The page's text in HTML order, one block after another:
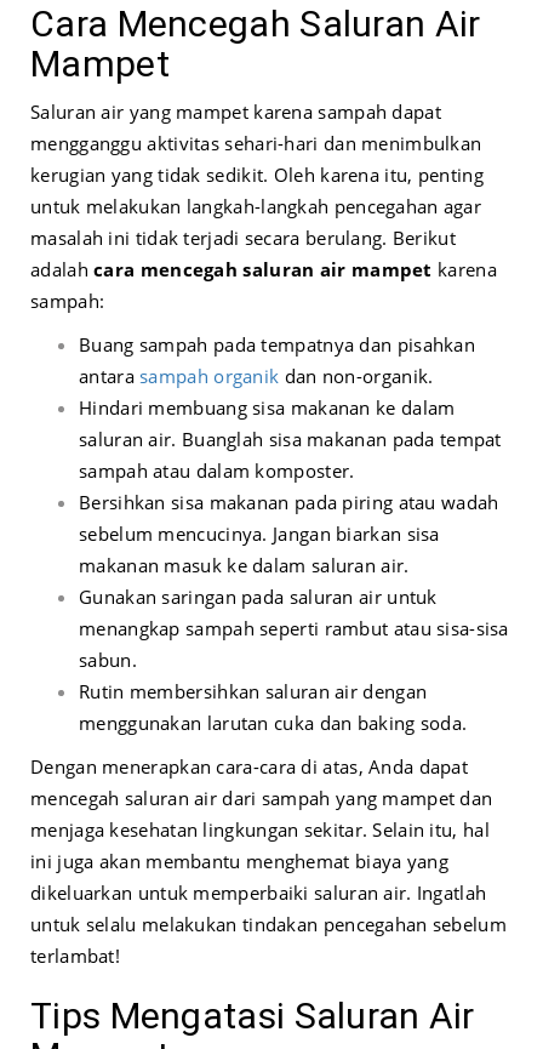
Cara Mencegah Saluran Air
Mampet
Saluran air yang mampet karena sampah dapat
mengganggu aktivitas sehari-hari dan menimbulkan
kerugian yang tidak sedikit. Oleh karena itu, penting
untuk melakukan langkah-langkah pencegahan agar
masalah ini tidak terjadi secara berulang. Berikut
adalahcara mencegah saluran air mampet karena
sampah:
Buang sampah pada tempatnya dan pisahkan
antara sampah organik dan non-organik.
Hindari membuang sisa makanan ke dalam
saluran air. Buanglah sisa makanan pada tempat
sampah atau dalam komposter.
Bersihkan sisa makanan pada piring atau wadah
sebelum mencucinya. Jangan biarkan sisa
makanan masuk ke dalam saluran air.
Gunakan saringan pada saluran air untuk
menangkap sampah seperti rambut atau sisa-sisa
sabun.
Rutin membersihkan saluran air dengan
menggunakan larutan cuka dan baking soda.
Dengan menerapkan cara-cara di atas, Anda dapat
mencegah saluran air dari sampah yang mampet dan
menjaga kesehatan lingkungan sekitar. Selain itu, hal
ini juga akan membantu menghemat biaya yang
dikeluarkan untuk memperbaiki saluran air. Ingatlah
untuk selalu melakukan tindakan pencegahan sebelum
terlambat!
Tips Mengatasi Saluran Air